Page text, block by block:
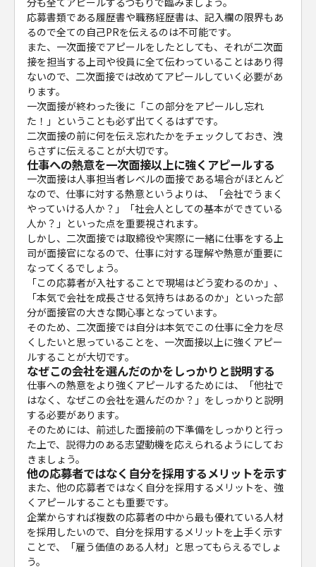
応募書類である履歴書や職務経歴書は、記入欄の限界もあ
るので全ての自己PRを伝えるのは不可能です。
また、一次面接でアピールをしたとしても、それが二次面
接を担当する上司や役員に全て伝わっていることはあり得
ないので、二次面接では改めてアピールしていく必要があ
ります。
一次面接が終わった後に「この部分をアピールし忘れ
た！」ということも必ず出てくるはずです。
二次面接の前に何を伝え忘れたかをチェックしておき、洩
らさずに伝えることが大切です。
仕事への熱意を一次面接以上に強くアピールする
一次面接は人事担当者レベルの面接である場合がほとんど
なので、仕事に対する熱意というよりは、「会社でうまく
やっていける人か？」「社会人としての基本ができている
人か？」といった点を重要視されます。
しかし、二次面接では取締役や実際に一緒に仕事をする上
司が面接官になるので、仕事に対する理解や熱意が重要に
なってくるでしょう。
「この応募者が入社することで現場はどう変わるのか」、
「本気で会社を成長させる気持ちはあるのか」といった部
分が面接官の大きな関心事となっています。
そのため、二次面接では自分は本気でこの仕事に全力を尽
くしたいと思っていることを、一次面接以上に強くアピー
ルすることが大切です。
なぜこの会社を選んだのかをしっかりと説明する
仕事への熱意をより強くアピールするためには、「他社で
はなく、なぜこの会社を選んだのか？」をしっかりと説明
する必要があります。
そのためには、前述した面接前の下準備をしっかりと行っ
た上で、説得力のある志望動機を応えられるようにしてお
きましょう。
他の応募者ではなく自分を採用するメリットを示す
また、他の応募者ではなく自分を採用するメリットを、強
くアピールすることも重要です。
企業からすれば複数の応募者の中から最も優れている人材
を採用したいので、自分を採用するメリットを上手く示す
ことで、「雇う価値のある人材」と思ってもらえるでしょ
う。